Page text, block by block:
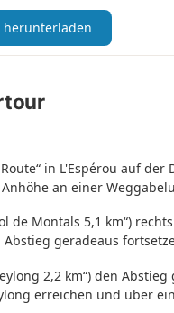
herunterladen
in L'Espérou auf
an einer
de Montals 5,1 km“)
geradeaus
2,2 km“) den
erreichen und über